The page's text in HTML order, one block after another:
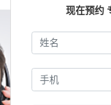
现在预约